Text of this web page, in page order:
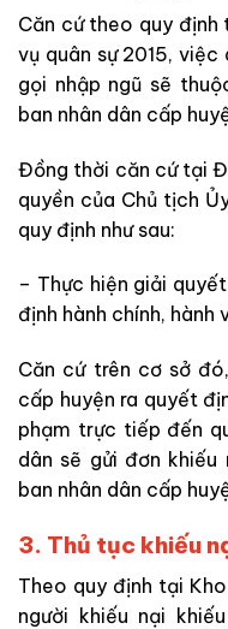
Căn cứ theo quy
vụ quân sự 2015,
gọi nhập ngũ sẽ
ban nhân dân cấp
Đồng thời căn cứ tại
quyền của Chủ tịch
quy định như sau:
– Thực hiện giải
định hành chính, hành
Căn cứ trên cơ sở
cấp huyện ra quyết
phạm trực tiếp đến
dân sẽ gửi đơn
ban nhân dân cấp
3. Thủ tục khiếu
Theo quy định tại
người khiếu nại